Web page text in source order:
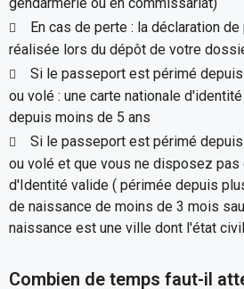
En cas de perte : la déclaration
réalisée lors du dépôt de votre
Si le passeport est périmé
ou volé : une carte nationale
depuis moins de 5 ans
Si le passeport est périmé
ou volé et que vous ne disposez pas
d'Identité valide ( périmée depuis
de naissance de moins de 3 mois
naissance est une ville dont l'état
Combien de temps faut-il